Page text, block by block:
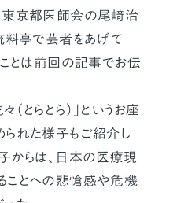
東京都医師会の尾﨑治
料亭で芸者をあげて
ことは前回の記事でお伝
とらとら）」というお座
れた様子もご紹介し
からは、日本の医療現
ことへの悲愴感や危機